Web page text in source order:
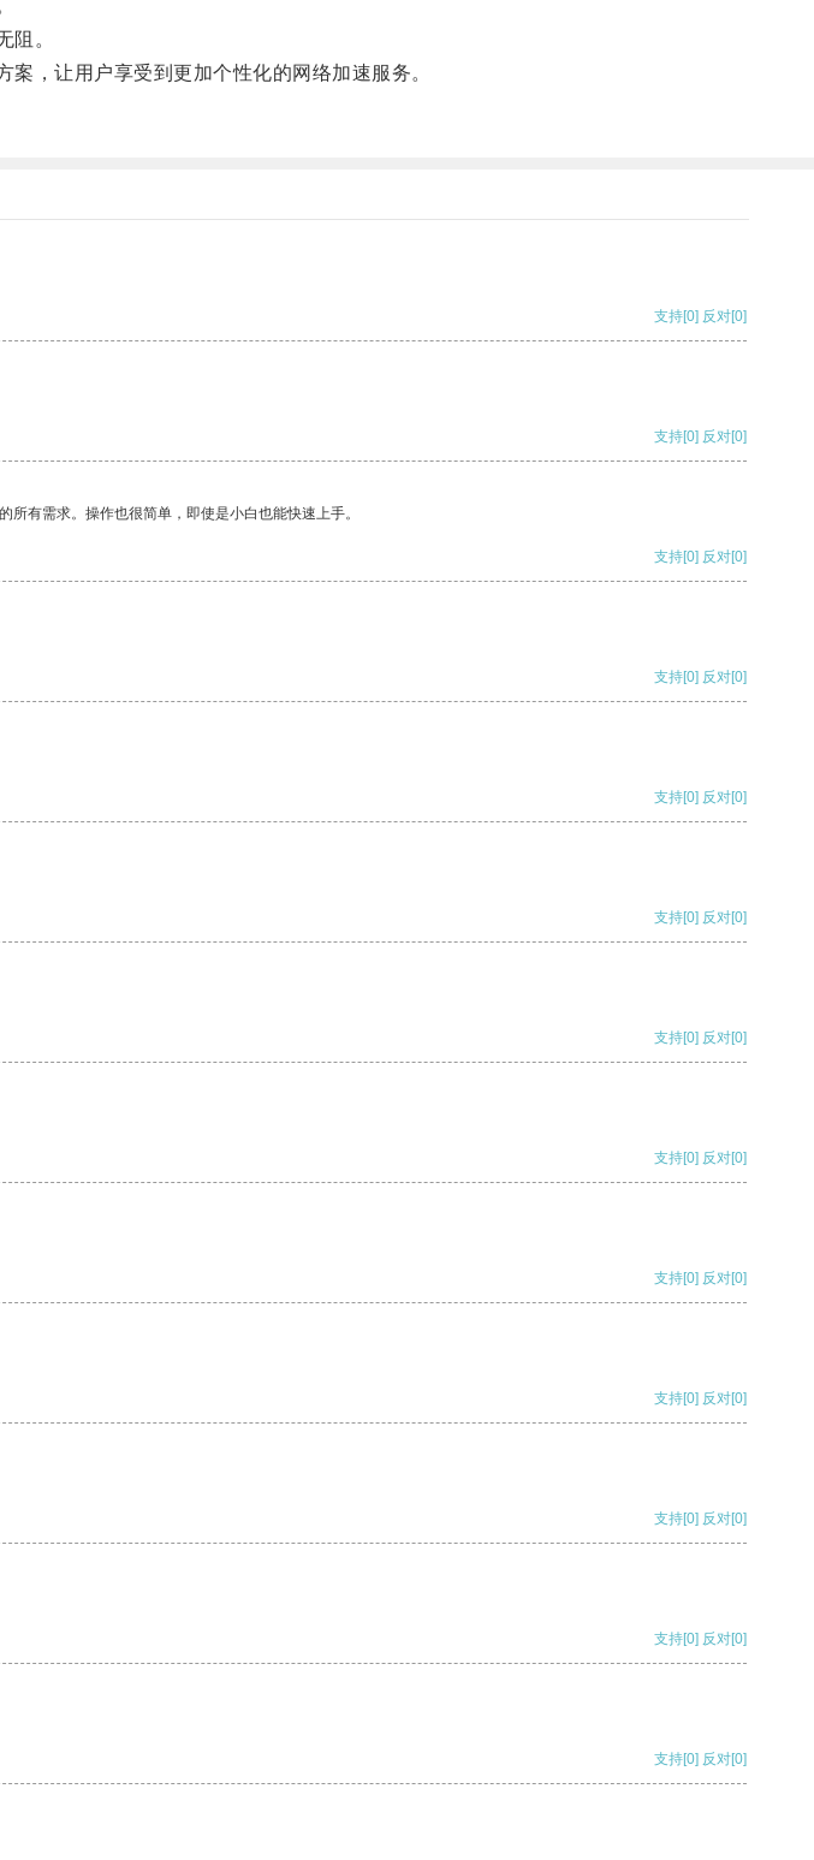
。
，让用户享受到更加个性化的网络加速服务。
支持[0] 反对[0]
支持[0] 反对[0]
有需求。操作也很简单，即使是小白也能快速上手。
支持[0] 反对[0]
支持[0] 反对[0]
支持[0] 反对[0]
支持[0] 反对[0]
支持[0] 反对[0]
支持[0] 反对[0]
支持[0] 反对[0]
支持[0] 反对[0]
支持[0] 反对[0]
支持[0] 反对[0]
支持[0] 反对[0]